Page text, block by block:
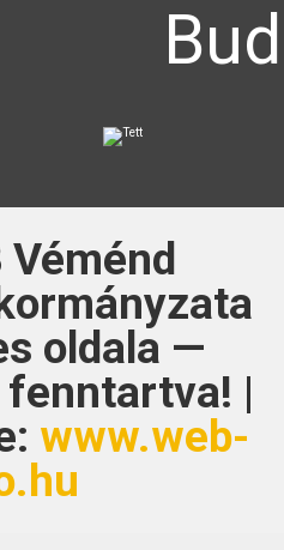
Véménd
oldala —
|
www.web-